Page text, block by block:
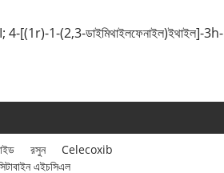
4-[(1r)-1-(2,3-ডাইমিথাইলফেনাইল)ইথাইল]-3h-
রসুন
Celecoxib
এইচসিএল